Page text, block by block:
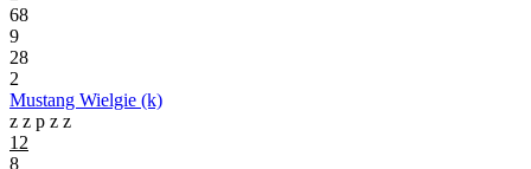
68
9
28
2
Mustang Wielgie (k)
z z p z z
12
8